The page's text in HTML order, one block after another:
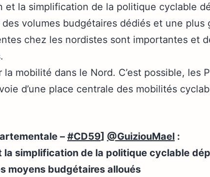
et la simplification de la politique cyclable
volumes budgétaires dédiés et une plus
chez les nordistes sont importantes et
mobilité dans le Nord. C’est possible, les
d’une place centrale des mobilités
– #CD59] @GuiziouMael :
la simplification de la politique cyclable
moyens budgétaires alloués